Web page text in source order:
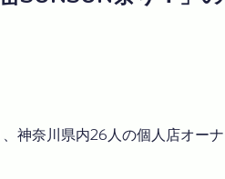
神奈川県内26人の個人店オー